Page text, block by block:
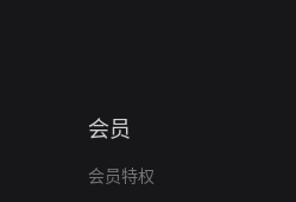
会员
会员特权